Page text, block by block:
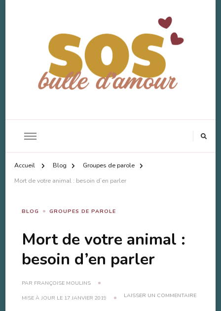
SOS Bulle d'Amour
Accueil Blog
Groupes de parole
Mort de votre animal : besoin d’en parler
BLOG GROUPES DE PAROLE
Mort de votre animal :
besoin d’en parler
PAR FRANÇOISE MOULINS
MISE À JOUR LE 17 JANVIER 2019 LAISSER UN COMMENTAIRESUR